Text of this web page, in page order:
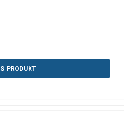
PRODUKT